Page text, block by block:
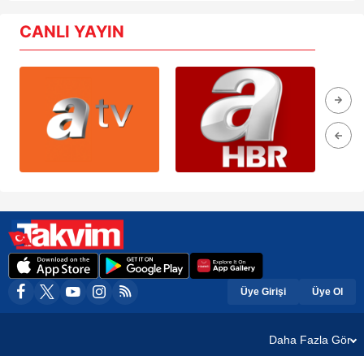
CANLI YAYIN
Üye Girişi Üye Ol
Daha Fazla Gör